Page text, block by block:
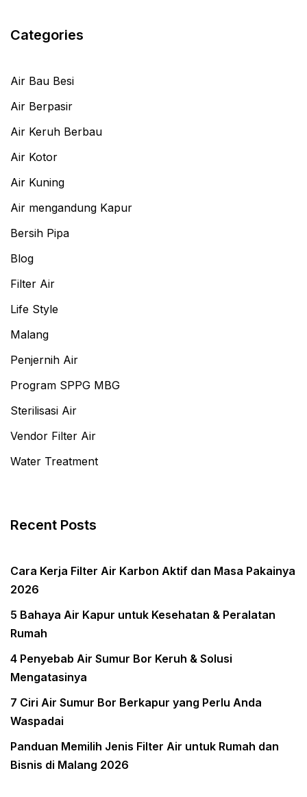
Categories
Air Bau Besi
Air Berpasir
Air Keruh Berbau
Air Kotor
Air Kuning
Air mengandung Kapur
Bersih Pipa
Blog
Filter Air
Life Style
Malang
Penjernih Air
Program SPPG MBG
Sterilisasi Air
Vendor Filter Air
Water Treatment
Recent Posts
Cara Kerja Filter Air Karbon Aktif dan Masa Pakainya
2026
5 Bahaya Air Kapur untuk Kesehatan & Peralatan
Rumah
4 Penyebab Air Sumur Bor Keruh & Solusi
Mengatasinya
7 Ciri Air Sumur Bor Berkapur yang Perlu Anda
Waspadai
Panduan Memilih Jenis Filter Air untuk Rumah dan
Bisnis di Malang 2026